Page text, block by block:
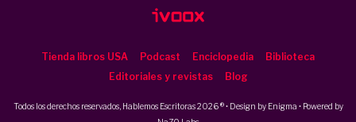
Tienda libros USA Podcast Enciclopedia
Biblioteca
Editoriales y revistas
Blog
Todos los derechos reservados, Hablemos Escritoras 2026 ® • Design by Enigma • Powered by